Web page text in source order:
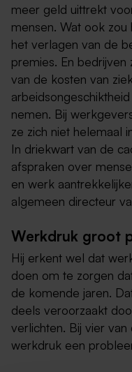
meer geld uittrekt
mensen. Wat ook
het verlagen van de
premies. En
van de kosten van
nemen. Bij
ze zich niet helemaal
In driekwart van de
afspraken over
en werk
algemeen directeur
Werkdruk groot
Hij erkent wel dat
doen om te zorgen
de komende jaren.
deels veroorzaakt
verlichten. Bij vier van
werkdruk een